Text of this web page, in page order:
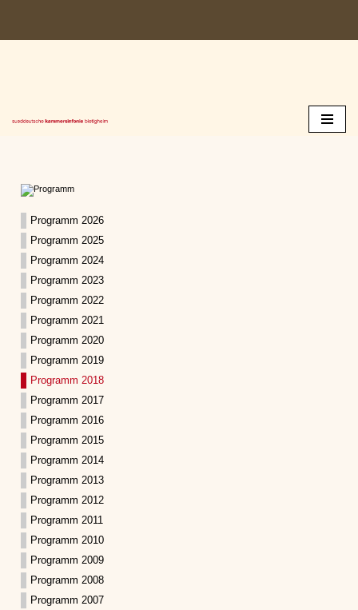
Zum
Programm 2026
Programm 2025
Programm 2024
Programm 2023
Programm 2022
Programm 2021
Programm 2020
Programm 2019
Programm 2018
Programm 2017
Programm 2016
Programm 2015
Programm 2014
Programm 2013
Programm 2012
Programm 2011
Programm 2010
Programm 2009
Programm 2008
Programm 2007